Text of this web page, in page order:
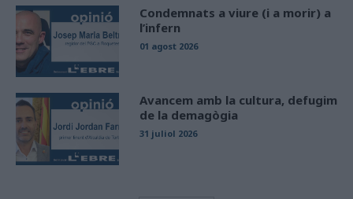
Condemnats a viure (i a morir) a
l’infern
01 agost 2026
Avancem amb la cultura, defugim
de la demagògia
31 juliol 2026